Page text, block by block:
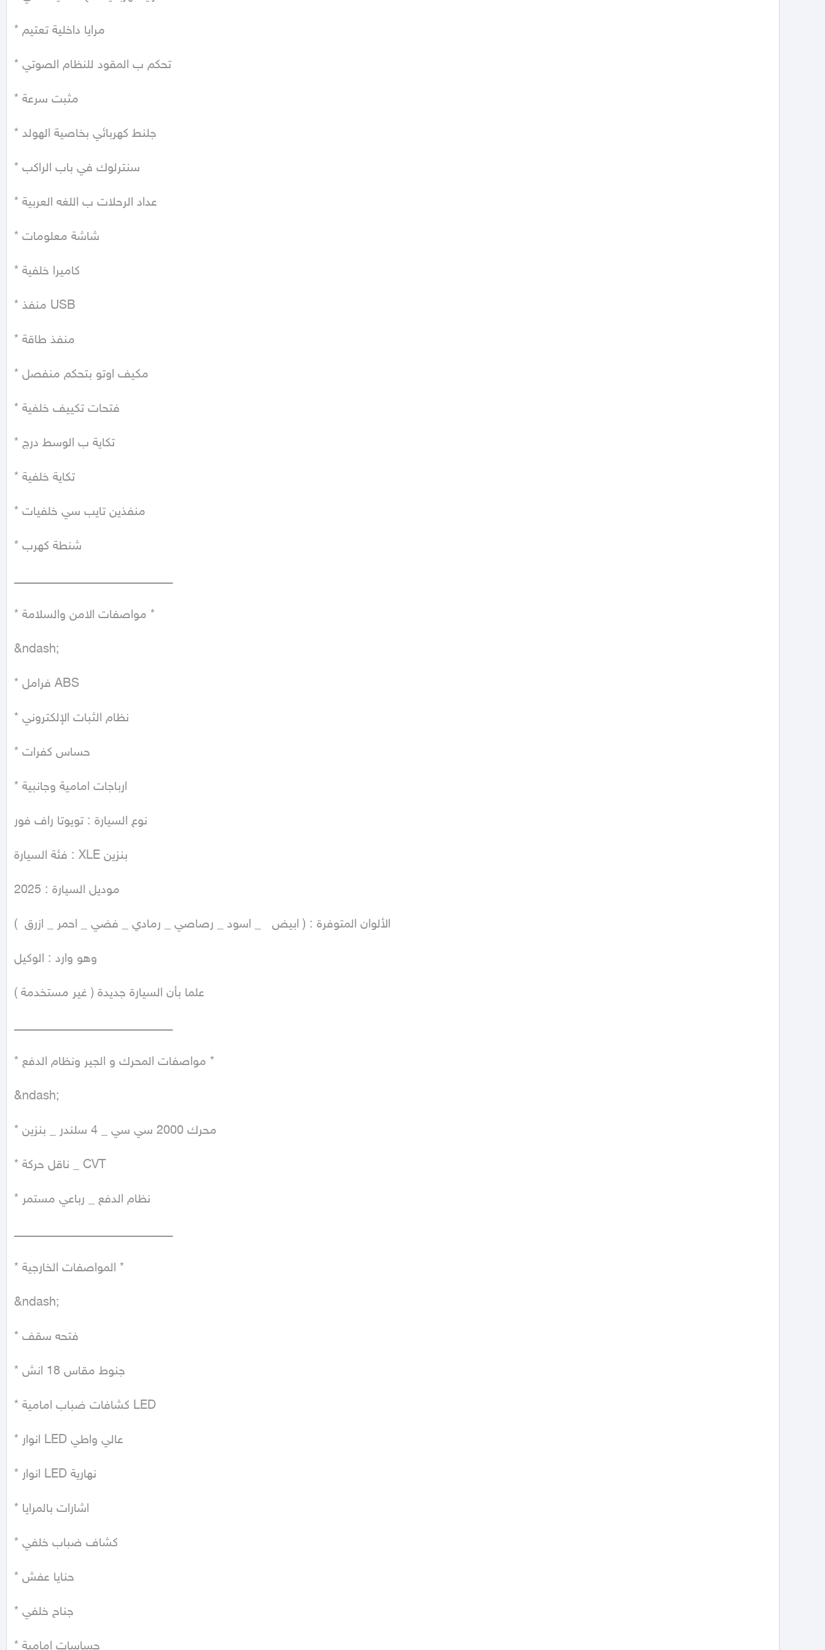
* مرايا داخلية تعتيم
* تحكم ب المقود للنظام الصوتي
* مثبت سرعة
* جلنط كهربائي بخاصية الهولد
* سنترلوك في باب الراكب
* عداد الرحلات ب اللغه العربية
* شاشة معلومات
* كاميرا خلفية
* منفذ USB
* منفذ طاقة
* مكيف اوتو بتحكم منفصل
* فتحات تكييف خلفية
* تكاية ب الوسط درج
* تكاية خلفية
* منفذين تايب سي خلفيات
* شنطة كهرب
ــــــــــــــــــــــــــــــــــــــــــــــــــــــــــــــــــــــــــــــــــــــ
* مواصفات الامن والسلامة *
&ndash;
* فرامل ABS
* نظام الثبات الإلكتروني
* حساس كفرات
* ارباجات امامية وجانبية
نوع السيارة : تويوتا راف فور
فئة السيارة : XLE بنزين
موديل السيارة : 2025
الألوان المتوفرة : ( ابيض   _ اسود _ رصاصي _ رمادي _ فضي _ احمر _ ازرق  )
وهو وارد : الوكيل
علما بأن السيارة جديدة ( غير مستخدمة )
ــــــــــــــــــــــــــــــــــــــــــــــــــــــــــــــــــــــــــــــــــــــ
* مواصفات المحرك و الجير ونظام الدفع *
&ndash;
* محرك 2000 سي سي _ 4 سلندر _ بنزين
* ناقل حركة _ CVT
* نظام الدفع _ رباعي مستمر
ــــــــــــــــــــــــــــــــــــــــــــــــــــــــــــــــــــــــــــــــــــــ
* المواصفات الخارجية *
&ndash;
* فتحه سقف
* جنوط مقاس 18 انش
* كشافات ضباب امامية LED
* انوار LED عالي واطي
* انوار LED نهارية
* اشارات بالمرايا
* كشاف ضباب خلفي
* حنايا عفش
* جناح خلفي
* حساسات امامية